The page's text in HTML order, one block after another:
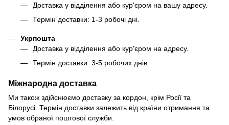
Доставка у відділення або кур'єром на вашу адресу.
Термін доставки: 1-3 робочі дні.
Укрпошта
Доставка у відділення або кур'єром на адресу.
Термін доставки: 3-5 робочих днів.
Міжнародна доставка
Ми також здійснюємо доставку за кордон, крім Росії та
Білорусі. Термін доставки залежить від країни отримання та
умов обраної поштової служби.